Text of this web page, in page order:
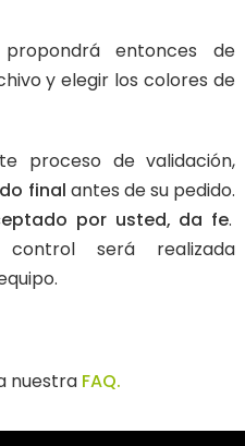
entonces de
y elegir los colores de
proceso de validación,
final antes de su pedido.
por usted, da fe.
será realizada
nuestra FAQ.